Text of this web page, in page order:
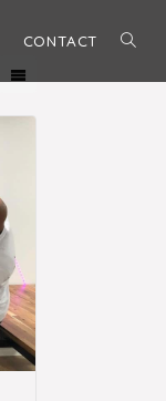
CONTACT